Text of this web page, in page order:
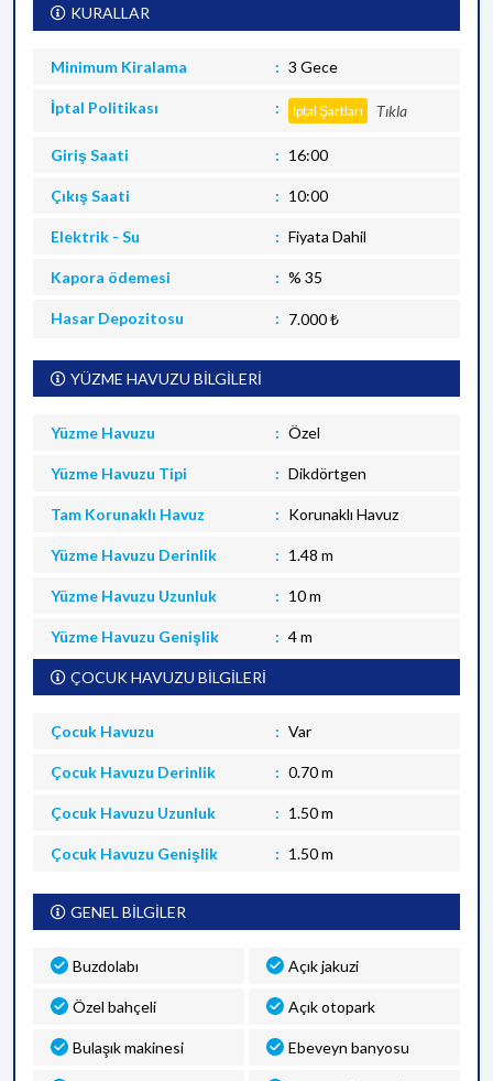
KURALLAR
Minimum Kiralama 3 Gece
İptal Politikası İptal Şartları Tıkla
Giriş Saati 16:00
Çıkış Saati 10:00
Elektrik - Su Fiyata Dahil
Kapora ödemesi % 35
Hasar Depozitosu 7.000 ₺
YÜZME HAVUZU BİLGİLERİ
Yüzme Havuzu Özel
Yüzme Havuzu Tipi Dikdörtgen
Tam Korunaklı Havuz Korunaklı Havuz
Yüzme Havuzu Derinlik 1.48 m
Yüzme Havuzu Uzunluk 10 m
Yüzme Havuzu Genişlik 4 m
ÇOCUK HAVUZU BİLGİLERİ
Çocuk Havuzu Var
Çocuk Havuzu Derinlik 0.70 m
Çocuk Havuzu Uzunluk 1.50 m
Çocuk Havuzu Genişlik 1.50 m
GENEL BİLGİLER
Buzdolabı Açık jakuzi
Özel bahçeli Açık otopark
Bulaşık makinesi Ebeveyn banyosu